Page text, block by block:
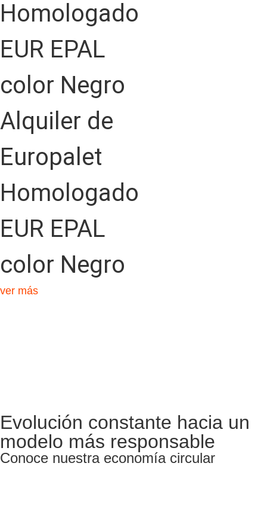
Alquiler de
Europalet
Homologado
EUR EPAL
color Negro
ver más
Evolución constante hacia un
modelo más responsable
Conoce nuestra economía circular